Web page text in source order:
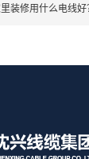
装修用什么电线好